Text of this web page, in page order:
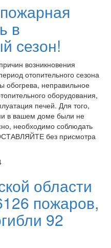
в
сезон!
возникновения
отопительного сезона
обогрева, неправильное
оборудования,
печей. Для того,
в вашем доме были не
необходимо соблюдать
без присмотра
области
пожаров,
92